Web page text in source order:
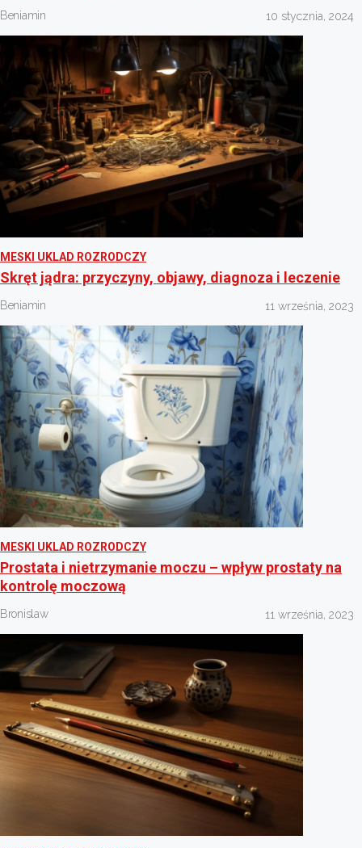
Beniamin 10 stycznia, 2024
MESKI UKLAD ROZRODCZY
Skręt jądra: przyczyny, objawy, diagnoza i leczenie
Beniamin 11 września, 2023
MESKI UKLAD ROZRODCZY
Prostata i nietrzymanie moczu – wpływ prostaty na
kontrolę moczową
Bronislaw 11 września, 2023